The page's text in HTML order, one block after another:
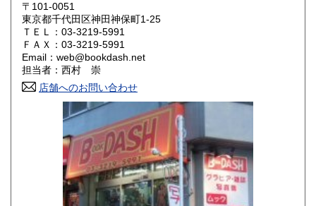
岡山県 600円
山口県 600円
香川県
福岡県
600円 長崎県
600円 大分県
600円 鹿児島県
〒101-0051
東京都千代田区神田神保町1-25
ＴＥＬ：03-3219-5991
ＦＡＸ：03-3219-5991
Email：web@bookdash.net
担当者：西村 崇
店舗へのお問い合わせ